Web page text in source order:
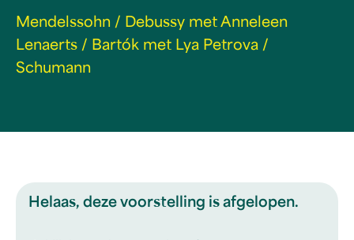
Mendelssohn / Debussy met Anneleen
Lenaerts / Bartók met Lya Petrova /
Schumann
Helaas, deze voorstelling is afgelopen.